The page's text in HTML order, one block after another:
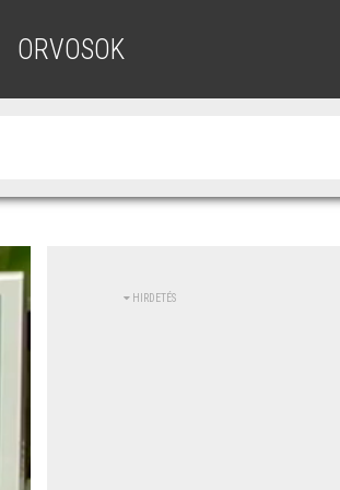
ORVOSOK
HIRDETÉS